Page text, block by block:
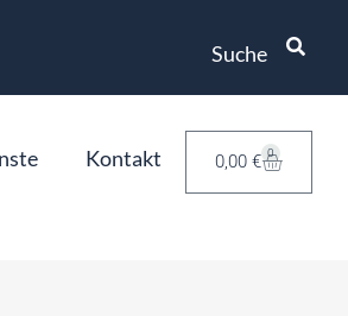
Suche
Kontakt 0,00 € 0